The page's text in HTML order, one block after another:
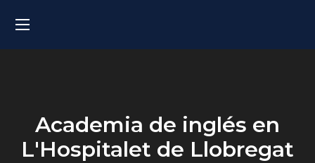
Academia de inglés en
L'Hospitalet de Llobregat